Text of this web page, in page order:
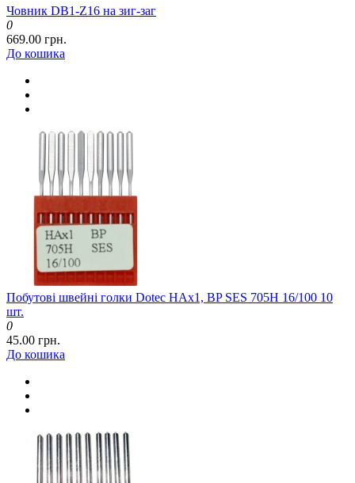
Човник DB1-Z16 на зиг-заг
0
669.00 грн.
До кошика
Побутові швейні голки Dotec HAx1, BP SES 705H 16/100 10
шт.
0
45.00 грн.
До кошика